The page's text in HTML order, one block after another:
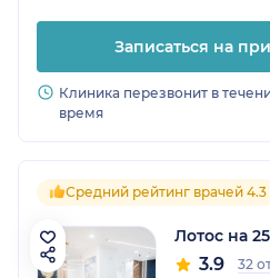
Записаться на
Клиника перезвонит в
время
Средний рейтинг врачей 4.3
Лотос на
3.9 32